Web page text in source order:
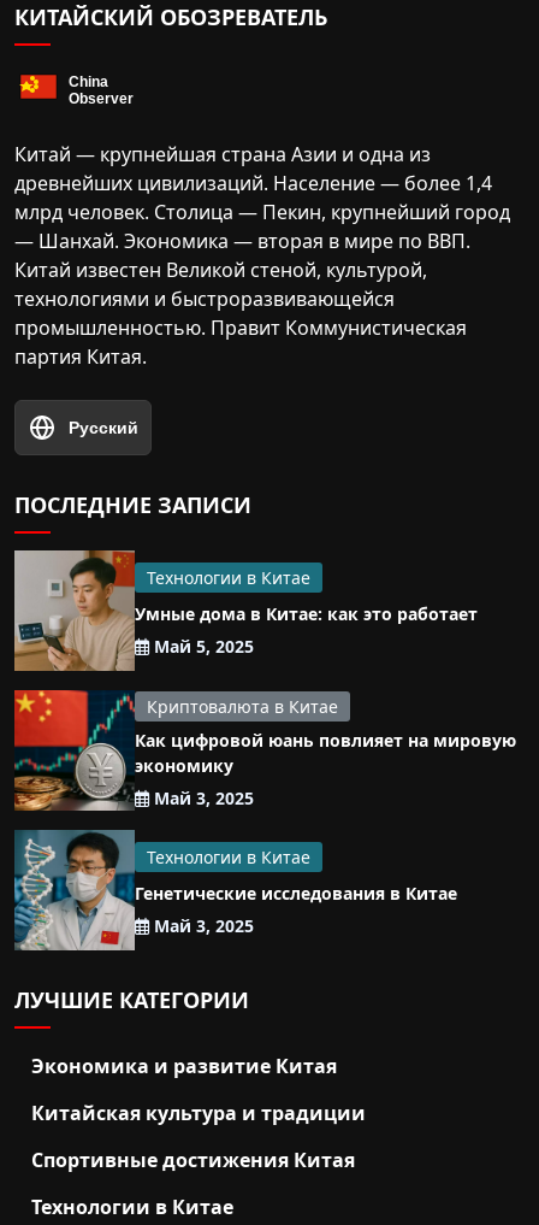
КИТАЙСКИЙ ОБОЗРЕВАТЕЛЬ
Китай — крупнейшая страна Азии и одна из
древнейших цивилизаций. Население — более 1,4
млрд человек. Столица — Пекин, крупнейший город
— Шанхай. Экономика — вторая в мире по ВВП.
Китай известен Великой стеной, культурой,
технологиями и быстроразвивающейся
промышленностью. Правит Коммунистическая
партия Китая.
Русский
ПОСЛЕДНИЕ ЗАПИСИ
Технологии в Китае
Умные дома в Китае: как это работает
Май 5, 2025
Криптовалюта в Китае
Как цифровой юань повлияет на мировую
экономику
Май 3, 2025
Технологии в Китае
Генетические исследования в Китае
Май 3, 2025
ЛУЧШИЕ КАТЕГОРИИ
Экономика и развитие Китая
Китайская культура и традиции
Спортивные достижения Китая
Технологии в Китае